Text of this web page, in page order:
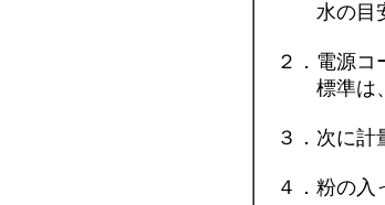
水の目安は
２．電源コ
標準は、付
３．次に計
４．粉の入